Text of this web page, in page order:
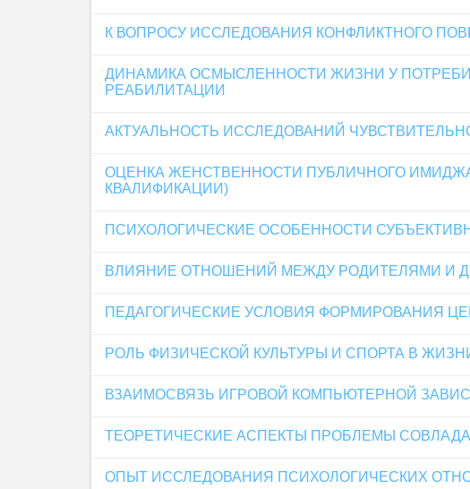
К ВОПРОСУ ИССЛЕДОВАНИЯ КОНФЛИКТНОГО
ДИНАМИКА ОСМЫСЛЕННОСТИ ЖИЗНИ У
РЕАБИЛИТАЦИИ
АКТУАЛЬНОСТЬ ИССЛЕДОВАНИЙ
ОЦЕНКА ЖЕНСТВЕННОСТИ ПУБЛИЧНОГО
КВАЛИФИКАЦИИ)
ПСИХОЛОГИЧЕСКИЕ ОСОБЕННОСТИ
ВЛИЯНИЕ ОТНОШЕНИЙ МЕЖДУ РОДИТЕЛЯМИ И
ПЕДАГОГИЧЕСКИЕ УСЛОВИЯ ФОРМИРОВАНИЯ
РОЛЬ ФИЗИЧЕСКОЙ КУЛЬТУРЫ И СПОРТА В
ВЗАИМОСВЯЗЬ ИГРОВОЙ КОМПЬЮТЕРНОЙ
ТЕОРЕТИЧЕСКИЕ АСПЕКТЫ ПРОБЛЕМЫ
ОПЫТ ИССЛЕДОВАНИЯ ПСИХОЛОГИЧЕСКИХ